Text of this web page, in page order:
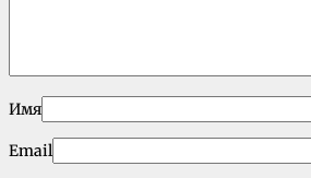
Имя
Email